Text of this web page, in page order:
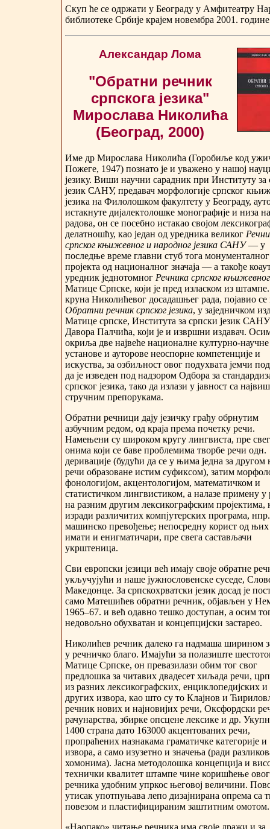
Скуп ће се одржати у Београду у Амфитеатру
библиотеке Србије крајем новембра 2001. године
Александар Лома
"Обратни речник
српскога језика"
Мирослава Николића
(Београд, 2000)
Име др Мирослава Николића (Горобиље код
Пожеге, 1947) познато је и уважено у нашој
језику. Виши научни сарадник при Институту за
језик САНУ, предавач морфологије српског
језика на Филолошком факултету у Београду,
истакнуте дијалектолошке монографије и низа
радова, он се посебно истакао својом
делатношћу, као један од уредника великог
српског књижевног и народног језика САНУ— у
последње време главни стуб тога монументалног
пројекта од националног значаја — а такође
уредник једнотомног Речника српског књижевног
Матице Српске, који је пред изласком из
круна Николићевог досадашњег рада, појавио
Обратни речник српског језика, у заједничком
Матице српске, Института за српски језик
Давора Палчића, који је и извршни издавач.
окриља две највеће националне културно-научне
установе и ауторове неоспорне компетенције и
искуства, за озбиљност овог подухвата јемчи
да је изведен под надзором Одбора за
српског језика, тако да излази у јавност са
стручним препорукама.
Обратни речници дају језичку грађу обрнутим
азбучним редом, од краја према почетку речи.
Намењени су широком кругу лингвиста, пре
онима који се баве проблемима творбе речи одн.
деривације (будући да се у њима једна за
речи образоване истим суфиксом), затим
фонологијом, акцентологијом, математичком и
статистичком лингвистиком, а налазе примену у
на разним другим лексикографским пројектима,
изради различитих компјутерских програма,
машинско превођење; непосредну корист од
имати и енигматичари, пре свега састављачи
укрштеница.
Сви европски језици већ имају своје обратне
укључујући и наше јужнословенске суседе,
Македонце. За српскохрватски језик досад је
само Матешићев обратни речник, објављен у
1965–67. и већ одавно тешко доступан, а осим
недовољно обухватан и концепцијски застарео.
Николићев речник далеко га надмаша ширином
у речничко благо. Имајући за полазиште
Матице Српске, он превазилази обим тог свог
предлошка за читавих двадесет хиљада речи,
из разних лексикографских, енциклопедијских и
других извора, као што су то Клајнов и
речник нових и најновијих речи, Оксфордски
рачунарства, збирке опсцене лексике и др.
1400 страна дато 163000 акцентованих речи,
пропраћених назнакама граматичке категорије и
извора, а само изузетно и значења (ради
хомонима). Јасна методолошка концепција и
технички квалитет штампе чине коришћење овог
речника удобним упркос његовој величини.
утисак употпуњава лепо дизајнирана опрема са
повезом и пластифицираним заштитним омотом.
«Наопако» читање речника има своје дражи и за